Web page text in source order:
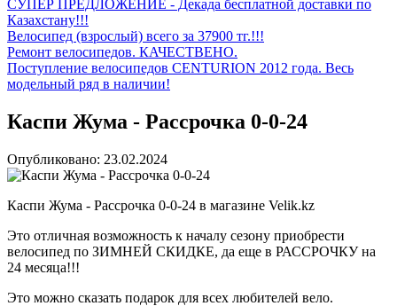
СУПЕР ПРЕДЛОЖЕНИЕ - Декада бесплатной доставки по
Казахстану!!!
Велосипед (взрослый) всего за 37900 тг.!!!
Ремонт велосипедов. КАЧЕСТВЕНО.
Поступление велосипедов CENTURION 2012 года. Весь
модельный ряд в наличии!
Каспи Жума - Рассрочка 0-0-24
Опубликовано: 23.02.2024
Каспи Жума - Рассрочка 0-0-24 в магазине Velik.kz
Это отличная возможность к началу сезону приобрести
велосипед по ЗИМНЕЙ СКИДКЕ, да еще в РАССРОЧКУ на
24 месяца!!!
Это можно сказать подарок для всех любителей вело.